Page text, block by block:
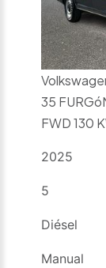
35
FWD 130
2025
5
Diésel
Manual